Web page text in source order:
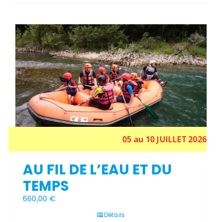
variations.
Les
options
peuvent
être
choisies
sur
la
page
du
produit
05 au 10 JUILLET 2026
AU FIL DE L’EAU ET DU
TEMPS
660,00 €
Détails